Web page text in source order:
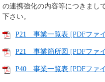
の連携強化の内容等につきまし
下さい。
P21 事業一覧表 [PDFファ
P21 事業箇所図 [PDFファ
P40 事業一覧表 [PDFファ